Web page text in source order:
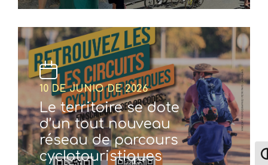
10 DE JUNIO DE 2026
Le territoire se dote
d’un tout nouveau
réseau de parcours
cyclotouristiques